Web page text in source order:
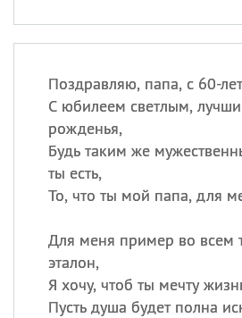
Поздравляю, папа, с 60-
С юбилеем светлым,
рожденья,
Будь таким же
ты есть,
То, что ты мой папа, для
Для меня пример во всем
эталон,
Я хочу, чтоб ты мечту
Пусть душа будет полна